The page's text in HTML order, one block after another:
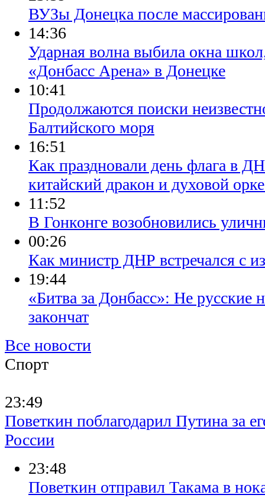
ВУЗы Донецка после
14:36
Ударная волна выбила окна
«Донбасс Арена» в Донецке
10:41
Продолжаются поиски
Балтийского моря
16:51
Как праздновали день флага в
китайский дракон и духовой
11:52
В Гонконге возобновились
00:26
Как министр ДНР встречался с
19:44
«Битва за Донбасс»: Не русские
закончат
Все новости
Спорт
23:49
Поветкин поблагодарил Путина за
России
23:48
Поветкин отправил Такама в